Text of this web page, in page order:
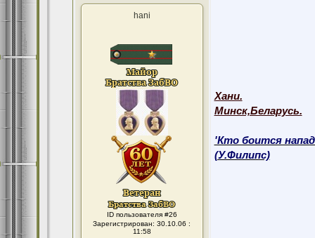
hani
ID пользователя #26
Зарегистрирован: 30.10.06 :
11:58
Хани.
Минск,Беларусь.
'Кто боится
(У.Филипс)